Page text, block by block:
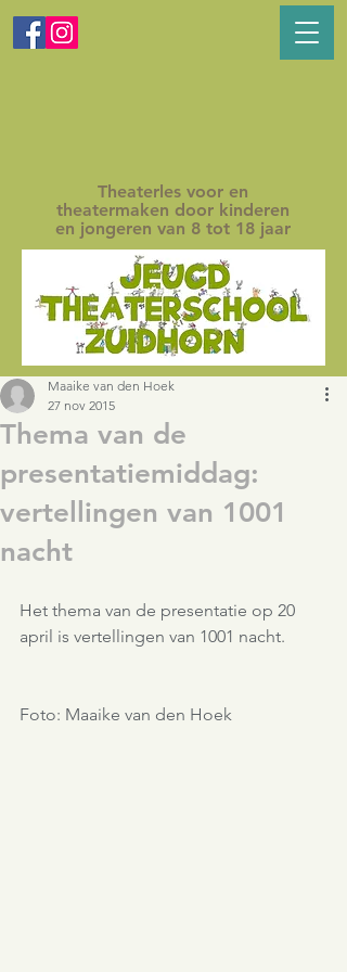
Theaterles voor en
theatermaken door kinderen
en jongeren van 8 tot 18 jaar
Thema van de
presentatiemiddag:
vertellingen van 1001
nacht
Maaike van den Hoek
27 nov 2015
Het thema van de presentatie op 20
april is vertellingen van 1001 nacht.
Foto: Maaike van den Hoek